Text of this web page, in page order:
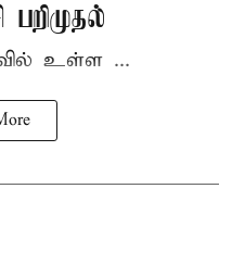
உள்ள ...